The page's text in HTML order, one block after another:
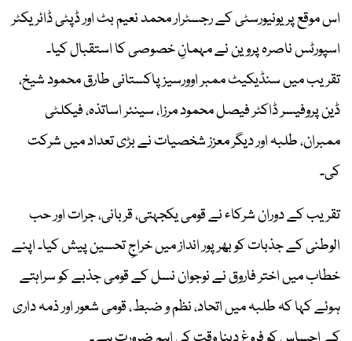
اس موقع پر یونیورسٹی کے رجسٹرار محمد نعیم بٹ اور ڈپٹی ڈائریکٹر
اسپورٹس ناصرہ پروین نے مہمانِ خصوصی کا استقبال کیا۔
تقریب میں سنڈیکیٹ ممبر اوورسیز پاکستانی طارق محمود شیخ،
ڈین پروفیسر ڈاکٹر فیصل محمود مرزا، سینئر اساتذہ، فیکلٹی
ممبران، طلبہ اور دیگر معزز شخصیات نے بڑی تعداد میں شرکت
کی۔
تقریب کے دوران شرکاء نے قومی یکجہتی، قربانی، جرات اور حب
الوطنی کے جذبات کو بھرپور انداز میں خراجِ تحسین پیش کیا۔ اپنے
خطاب میں اختر فاروق نے نوجوان نسل کے قومی جذبے کو سراہتے
ہوئے کہا کہ طلبہ میں اتحاد، نظم و ضبط، قومی شعور اور ذمہ داری